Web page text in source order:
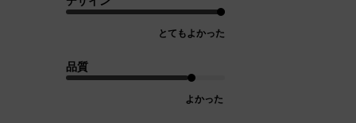
とてもよかった
品質
よかった